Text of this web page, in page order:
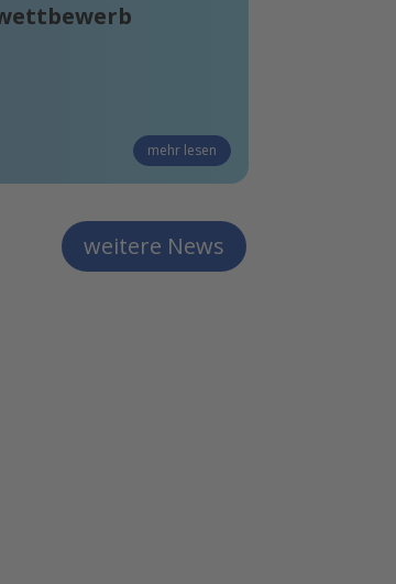
mehr lesen
weitere News